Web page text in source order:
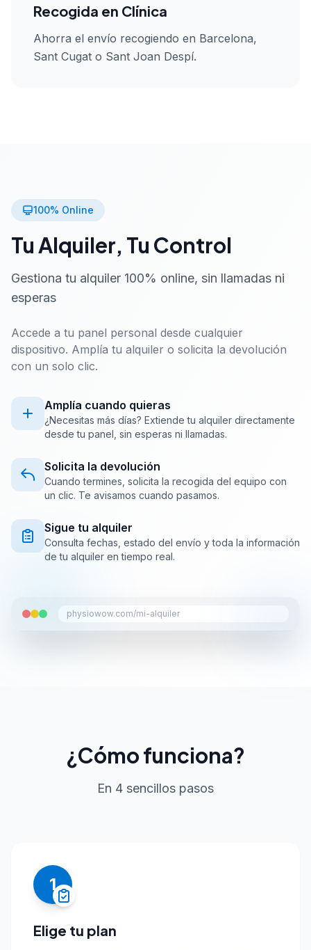
Recogida en Clínica
Ahorra el envío recogiendo en Barcelona,
Sant Cugat o Sant Joan Despí.
100% Online
Tu Alquiler, Tu Control
Gestiona tu alquiler 100% online, sin llamadas ni
esperas
Accede a tu panel personal desde cualquier
dispositivo. Amplía tu alquiler o solicita la devolución
con un solo clic.
Amplía cuando quieras
¿Necesitas más días? Extiende tu alquiler directamente
desde tu panel, sin esperas ni llamadas.
Solicita la devolución
Cuando termines, solicita la recogida del equipo con
un clic. Te avisamos cuando pasamos.
Sigue tu alquiler
Consulta fechas, estado del envío y toda la información
de tu alquiler en tiempo real.
physiowow.com/mi-alquiler
¿Cómo funciona?
En 4 sencillos pasos
1
Elige tu plan